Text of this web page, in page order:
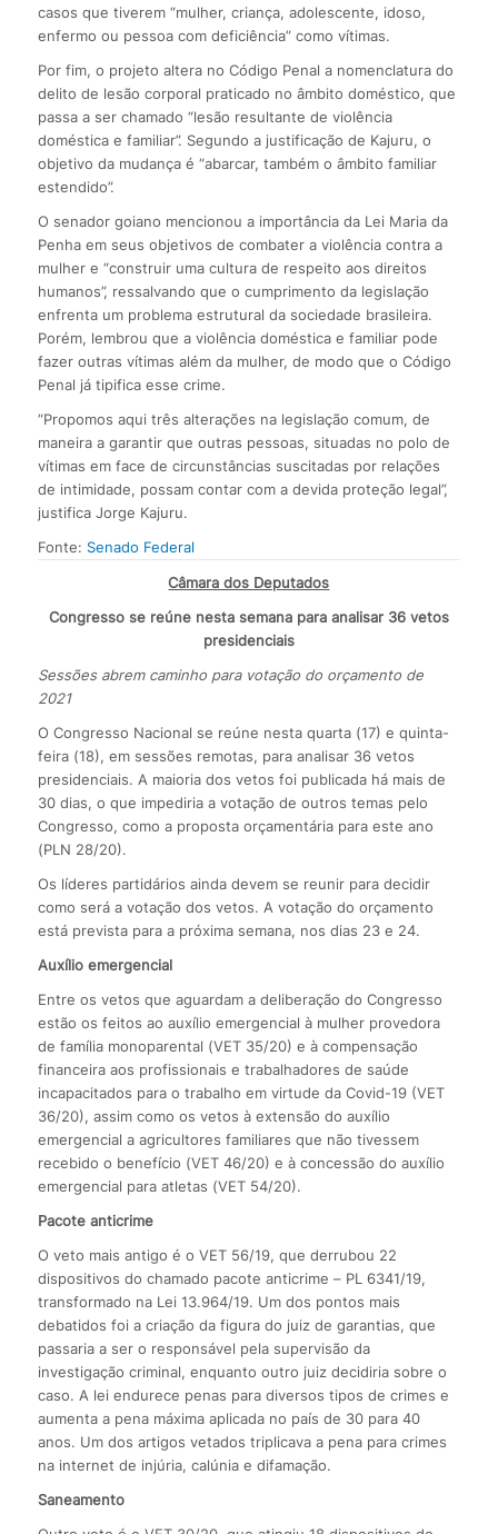
casos que tiverem “mulher, criança, adolescente, idoso,
enfermo ou pessoa com deficiência” como vítimas.
Por fim, o projeto altera no Código Penal a nomenclatura do
delito de lesão corporal praticado no âmbito doméstico, que
passa a ser chamado “lesão resultante de violência
doméstica e familiar”. Segundo a justificação de Kajuru, o
objetivo da mudança é “abarcar, também o âmbito familiar
estendido”.
O senador goiano mencionou a importância da Lei Maria da
Penha em seus objetivos de combater a violência contra a
mulher e “construir uma cultura de respeito aos direitos
humanos”, ressalvando que o cumprimento da legislação
enfrenta um problema estrutural da sociedade brasileira.
Porém, lembrou que a violência doméstica e familiar pode
fazer outras vítimas além da mulher, de modo que o Código
Penal já tipifica esse crime.
“Propomos aqui três alterações na legislação comum, de
maneira a garantir que outras pessoas, situadas no polo de
vítimas em face de circunstâncias suscitadas por relações
de intimidade, possam contar com a devida proteção legal”,
justifica Jorge Kajuru.
Fonte: Senado Federal
Câmara dos Deputados
Congresso se reúne nesta semana para analisar 36 vetos
presidenciais
Sessões abrem caminho para votação do orçamento de
2021
O Congresso Nacional se reúne nesta quarta (17) e quinta-
feira (18), em sessões remotas, para analisar 36 vetos
presidenciais. A maioria dos vetos foi publicada há mais de
30 dias, o que impediria a votação de outros temas pelo
Congresso, como a proposta orçamentária para este ano
(PLN 28/20).
Os líderes partidários ainda devem se reunir para decidir
como será a votação dos vetos. A votação do orçamento
está prevista para a próxima semana, nos dias 23 e 24.
Auxílio emergencial
Entre os vetos que aguardam a deliberação do Congresso
estão os feitos ao auxílio emergencial à mulher provedora
de família monoparental (VET 35/20) e à compensação
financeira aos profissionais e trabalhadores de saúde
incapacitados para o trabalho em virtude da Covid-19 (VET
36/20), assim como os vetos à extensão do auxílio
emergencial a agricultores familiares que não tivessem
recebido o benefício (VET 46/20) e à concessão do auxílio
emergencial para atletas (VET 54/20).
Pacote anticrime
O veto mais antigo é o VET 56/19, que derrubou 22
dispositivos do chamado pacote anticrime – PL 6341/19,
transformado na Lei 13.964/19. Um dos pontos mais
debatidos foi a criação da figura do juiz de garantias, que
passaria a ser o responsável pela supervisão da
investigação criminal, enquanto outro juiz decidiria sobre o
caso. A lei endurece penas para diversos tipos de crimes e
aumenta a pena máxima aplicada no país de 30 para 40
anos. Um dos artigos vetados triplicava a pena para crimes
na internet de injúria, calúnia e difamação.
Saneamento